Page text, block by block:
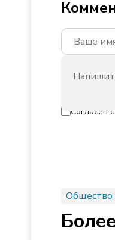
Согласен с
Общество